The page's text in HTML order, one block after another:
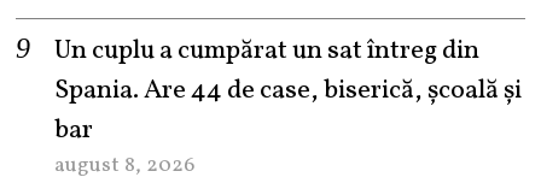
Un cuplu a cumpărat un sat întreg din
Spania. Are 44 de case, biserică, școală și
bar
august 8, 2026